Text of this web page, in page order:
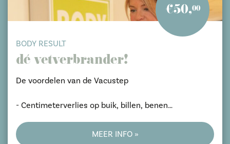
€50,00
BODY RESULT
dé vetverbrander!
De voordelen van de Vacustep
- Centimeterverlies op buik, billen, benen
- Verbetert conditie en strakker figuur
MEER INFO »